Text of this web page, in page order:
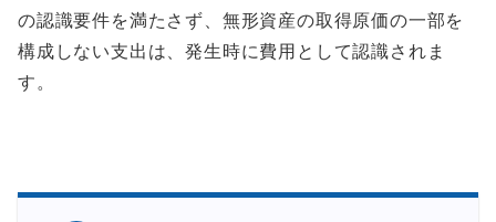
の認識要件を満たさず、無形資産の取得原価の一部を
構成しない支出は、発生時に費用として認識されま
す。